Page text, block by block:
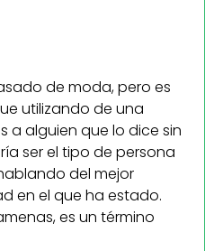
de moda, pero es
utilizando de una
a alguien que lo dice sin
ser el tipo de persona
del mejor
en el que ha estado.
es un término